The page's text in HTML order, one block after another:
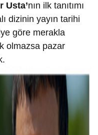
Usta’nın ilk tanıtımı
dizinin yayın tarihi
göre merakla
olmazsa pazar